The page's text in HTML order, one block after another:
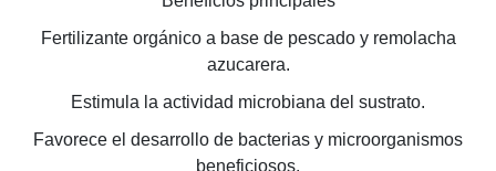
Fertilizante orgánico a base de pescado y remolacha
azucarera.
Estimula la actividad microbiana del sustrato.
Favorece el desarrollo de bacterias y microorganismos
beneficiosos.